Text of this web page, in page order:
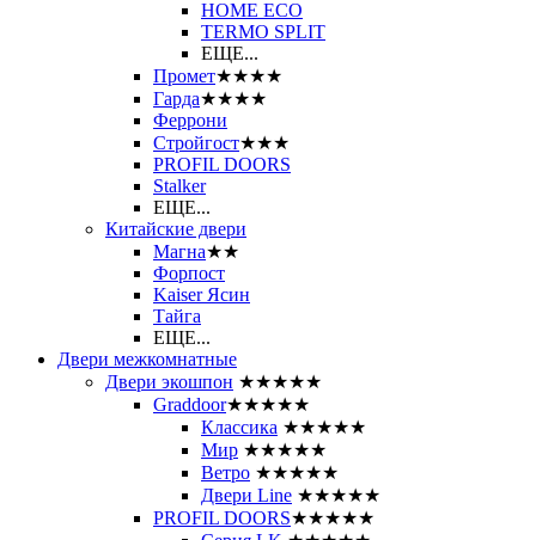
HOME ECO
ТЕRМО SPLIT
ЕЩЕ...
Промет★★★★
Гарда★★★★
Феррони
Стройгост★★★
PROFIL DOORS
Stalker
ЕЩЕ...
Китайские двери
Магна★★
Форпост
Kaiser Ясин
Тайга
ЕЩЕ...
Двери межкомнатные
Двери экошпон ★★★★★
Graddoor★★★★★
Классика ★★★★★
Мир ★★★★★
Ветро ★★★★★
Двери Line ★★★★★
PROFIL DOORS★★★★★